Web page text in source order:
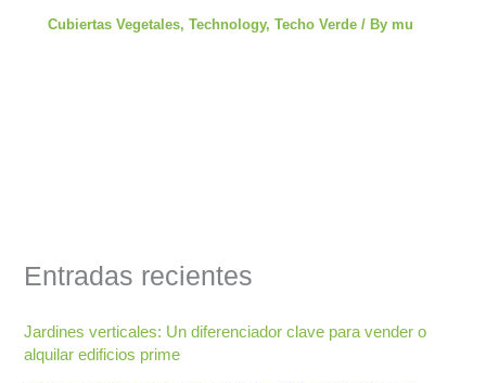
Cubiertas Vegetales,Technology,Techo Verde / By mu
Entradas recientes
Jardines verticales: Un diferenciador clave para vender o
alquilar edificios prime